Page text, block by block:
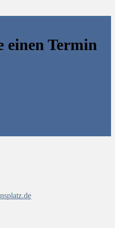
einen Termin